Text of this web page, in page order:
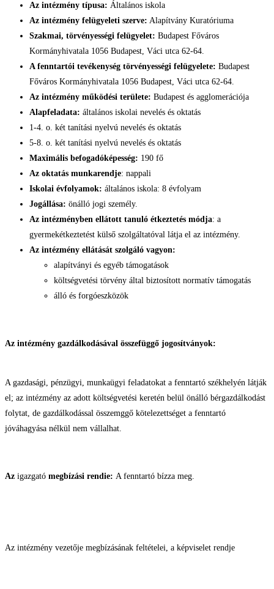
Az intézmény típusa: Általános iskola
Az intézmény felügyeleti szerve: Alapítvány Kuratóriuma
Szakmai, törvényességi felügyelet: Budapest Főváros
Kormányhivatala 1056 Budapest, Váci utca 62-64.
A fenntartói tevékenység törvényességi felügyelete: Budapest
Főváros Kormányhivatala 1056 Budapest, Váci utca 62-64.
Az intézmény működési területe: Budapest és agglomerációja
Alapfeladata: általános iskolai nevelés és oktatás
1-4. o. két tanítási nyelvú nevelés és oktatás
5-8. o. két tanítási nyelvú nevelés és oktatás
Maximális befogadóképesség: 190 fő
Az oktatás munkarendje: nappali
Iskolai évfolyamok: általános iskola: 8 évfolyam
Jogállása: önálló jogi személy.
Az intézményben ellátott tanuló étkeztetés módja: a
gyermekétkeztetést külső szolgáltatóval látja el az intézmény.
Az intézmény ellátását szolgáló vagyon:
alapítványi és egyéb támogatások
költségvetési törvény által biztosított normatív támogatás
álló és forgóeszközök
Az intézmény gazdálkodásával összefüggő jogosítványok:
A gazdasági, pénzügyi, munkaügyi feladatokat a fenntartó székhelyén látják
el; az intézmény az adott költségvetési keretén belül önálló bérgazdálkodást
folytat, de gazdálkodással összemggő kötelezettséget a fenntartó
jóváhagyása nélkül nem vállalhat.
Az igazgató megbízási rendie: A fenntartó bízza meg.
Az intézmény vezetője megbízásának feltételei, a képviselet rendje